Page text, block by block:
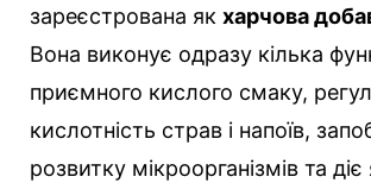
зареєстрована як харчова
Вона виконує одразу кілька
приємного кислого смаку,
кислотність страв і напоїв,
розвитку мікроорганізмів та діє